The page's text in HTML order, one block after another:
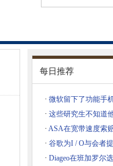
每日推荐
· 微软留下了功能手
· 这些研究生不知道
· ASA在宽带速度索
· 谷歌为I / O与会者
· Diageo在班加罗尔